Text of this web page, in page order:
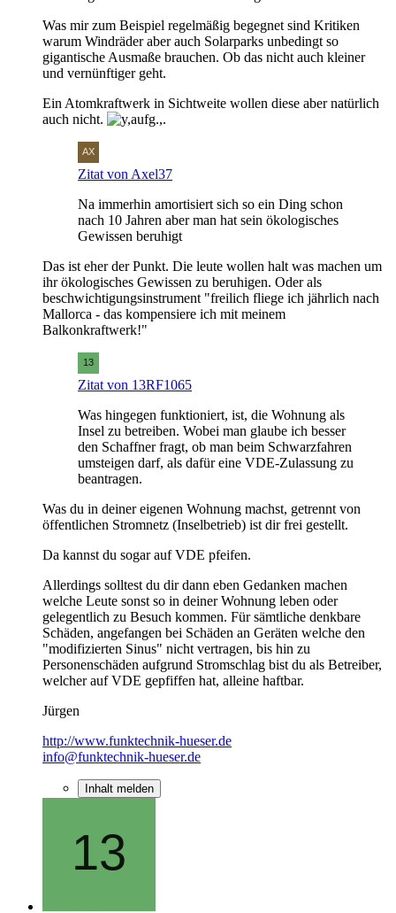
Was mir zum Beispiel regelmäßig begegnet sind Kritiken
warum Windräder aber auch Solarparks unbedingt so
gigantische Ausmaße brauchen. Ob das nicht auch kleiner
und vernünftiger geht.
Ein Atomkraftwerk in Sichtweite wollen diese aber natürlich
auch nicht.
Zitat von Axel37
Na immerhin amortisiert sich so ein Ding schon
nach 10 Jahren aber man hat sein ökologisches
Gewissen beruhigt
Das ist eher der Punkt. Die leute wollen halt was machen um
ihr ökologisches Gewissen zu beruhigen. Oder als
beschwichtigungsinstrument "freilich fliege ich jährlich nach
Mallorca - das kompensiere ich mit meinem
Balkonkraftwerk!"
Zitat von 13RF1065
Was hingegen funktioniert, ist, die Wohnung als
Insel zu betreiben. Wobei man glaube ich besser
den Schaffner fragt, ob man beim Schwarzfahren
umsteigen darf, als dafür eine VDE-Zulassung zu
beantragen.
Was du in deiner eigenen Wohnung machst, getrennt von
öffentlichen Stromnetz (Inselbetrieb) ist dir frei gestellt.
Da kannst du sogar auf VDE pfeifen.
Allerdings solltest du dir dann eben Gedanken machen
welche Leute sonst so in deiner Wohnung leben oder
gelegentlich zu Besuch kommen. Für sämtliche denkbare
Schäden, angefangen bei Schäden an Geräten welche den
"modifizierten Sinus" nicht vertragen, bis hin zu
Personenschäden aufgrund Stromschlag bist du als Betreiber,
welcher auf VDE gepfiffen hat, alleine haftbar.
Jürgen
http://www.funktechnik-hueser.de
info@funktechnik-hueser.de
Inhalt melden